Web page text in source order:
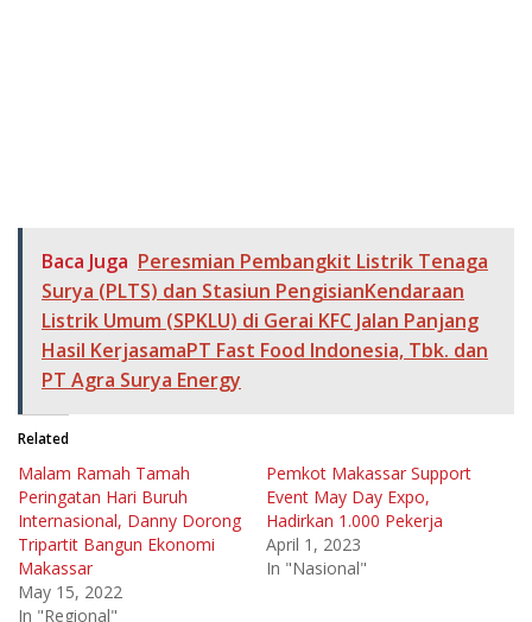
Baca Juga Peresmian Pembangkit Listrik Tenaga
Surya (PLTS) dan Stasiun PengisianKendaraan
Listrik Umum (SPKLU) di Gerai KFC Jalan Panjang
Hasil KerjasamaPT Fast Food Indonesia, Tbk. dan
PT Agra Surya Energy
Related
Malam Ramah Tamah
Peringatan Hari Buruh
Internasional, Danny Dorong
Tripartit Bangun Ekonomi
Makassar
May 15, 2022
In "Regional"
Pemkot Makassar Support
Event May Day Expo,
Hadirkan 1.000 Pekerja
April 1, 2023
In "Nasional"